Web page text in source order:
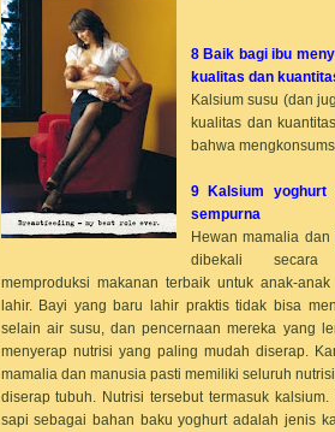
8 Baik bagi ibu
kualitas dan
Kalsium susu (dan
kualitas dan
bahwa
9 Kalsium yoghurt
sempurna
Hewan mamalia
dibekali
memproduksi makanan terbaik untuk anak-
lahir. Bayi yang baru lahir praktis tidak bisa
selain air susu, dan pencernaan mereka yang
menyerap nutrisi yang paling mudah diserap.
mamalia dan manusia pasti memiliki seluruh
diserap tubuh. Nutrisi tersebut termasuk
sapi sebagai bahan baku yoghurt adalah jenis